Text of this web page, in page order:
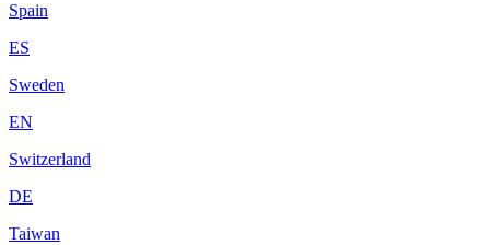
Spain
ES
Sweden
EN
Switzerland
DE
Taiwan